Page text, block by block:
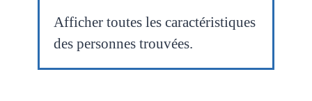
Afficher toutes les caractéristiques
des personnes trouvées.